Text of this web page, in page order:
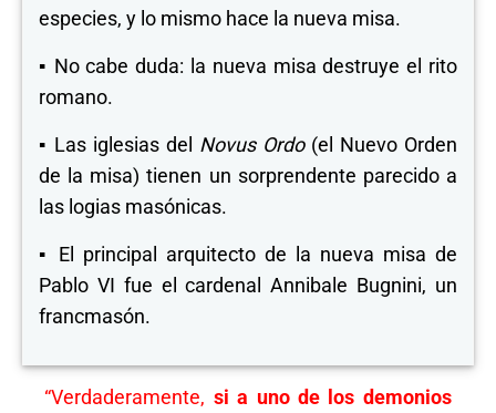
especies, y lo mismo hace la nueva misa.
▪ No cabe duda: la nueva misa destruye el rito
romano.
▪ Las iglesias del Novus Ordo(el Nuevo Orden
de la misa) tienen un sorprendente parecido a
las logias masónicas.
▪
El principal arquitecto de la nueva misa de
Pablo VI fue el cardenal Annibale Bugnini, un
francmasón.
“Verdaderamente, si a uno de los demonios